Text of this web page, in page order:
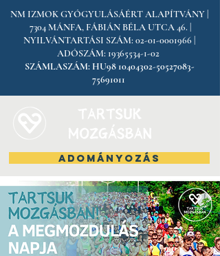
ADOMÁNYOZÁS
NM IZMOK GYÓGYULÁSÁÉRT ALAPÍTVÁNY |
7304 MÁNFA, FÁBIÁN BÉLA UTCA 46. |
NYILVÁNTARTÁSI SZÁM: 02-01-0001966
ADÓSZÁM: 19365534-1-02
SZÁMLASZÁM:HU98 10404302-50527083-
75691011